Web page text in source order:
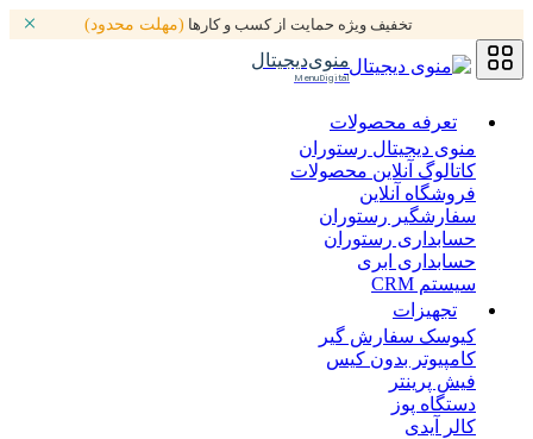
تخفیف ویژه حمایت از کسب و کارها (مهلت محدود)
منوی‌دیجیتال
MenuDigital
تعرفه محصولات
منوی دیجیتال رستوران
کاتالوگ آنلاین محصولات
فروشگاه آنلاین
سفارشگیر رستوران
حسابداری رستوران
حسابداری ابری
سیستم CRM
تجهیزات
کیوسک سفارش گیر
کامپیوتر بدون کیس
فیش پرینتر
دستگاه پوز
کالر آیدی